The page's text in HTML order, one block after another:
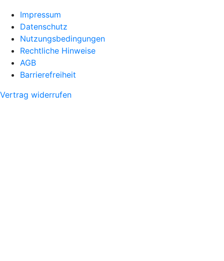
Impressum
Datenschutz
Nutzungsbedingungen
Rechtliche Hinweise
AGB
Barrierefreiheit
Vertrag widerrufen